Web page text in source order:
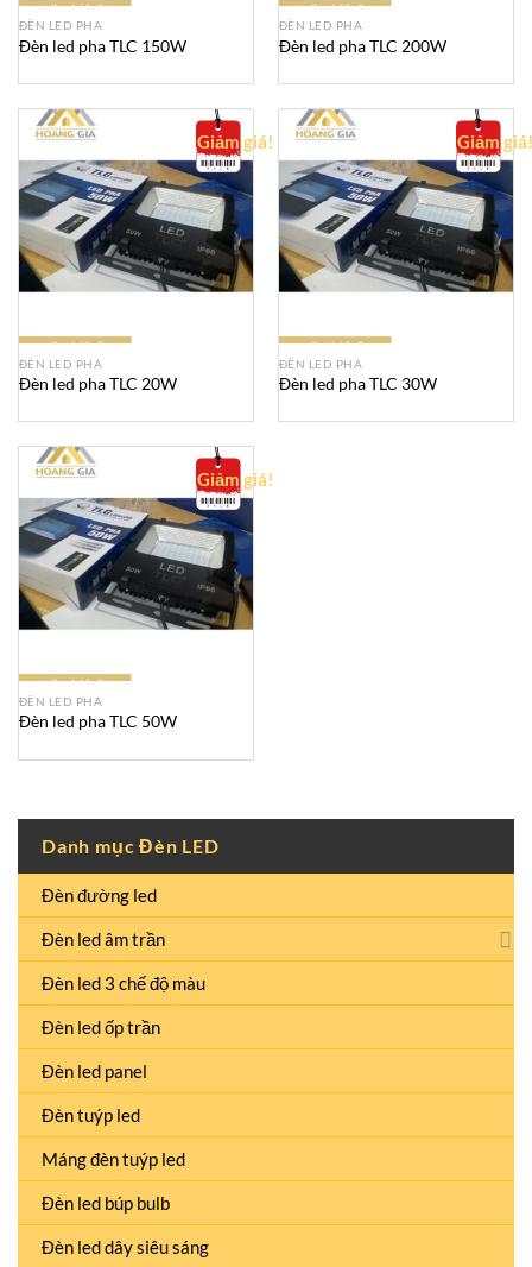
Danh mục Đèn LED
Đèn đường led
Đèn led âm trần
Đèn led 3 chế độ màu
Đèn led ốp trần
Đèn led panel
Đèn tuýp led
Máng đèn tuýp led
Đèn led búp bulb
Đèn led dây siêu sáng
ĐÈN LED PHA
Đèn led pha TLC 150W
ĐÈN LED PHA
Đèn led pha TLC 200W
Giảm giá!
ĐÈN LED PHA
Đèn led pha TLC 20W
Giảm
ĐÈN LED PHA
Đèn led pha TLC 30W
Giảm giá!
ĐÈN LED PHA
Đèn led pha TLC 50W